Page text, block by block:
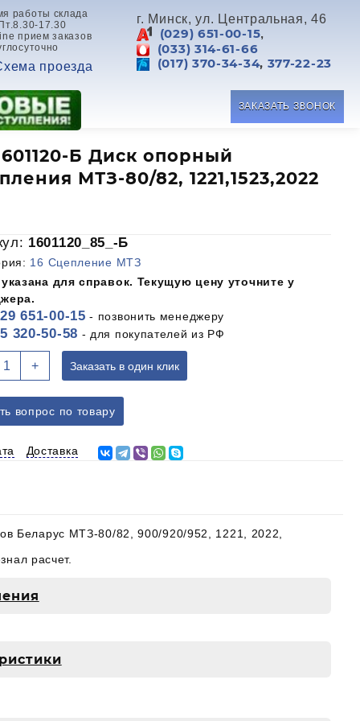
работы склада
17.30
прием заказов
проезда
г. Минск, ул. Центральная, 46
(029) 651-00-15,
(033) 314-61-66
(017) 370-34-34, 377-22-23
ЗАКАЗАТЬ ЗВОНОК
Б Диск опорный
МТЗ-80/82, 1221,1523,2022
1601120_85_-Б
16 Сцепление МТЗ
для справок. Текущую цену уточните у
651-00-15 - позвонить менеджеру
320-50-58 - для покупателей из РФ
+ Заказать в один клик
вопрос по товару
Доставка
Беларус МТЗ-80/82, 900/920/952, 1221, 2022,
расчет.